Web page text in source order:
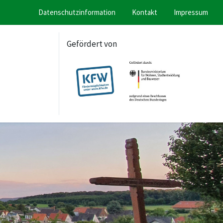
Datenschutzinformation Kontakt Impressum
Gefördert von